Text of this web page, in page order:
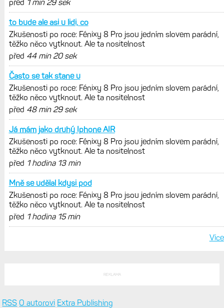
před 1 min 29 sek
to bude ale asi u lidi, co
Zkušenosti po roce: Fénixy 8 Pro jsou jedním slovem parádní,
těžko něco vytknout. Ale ta nositelnost
před 44 min 20 sek
Často se tak stane u
Zkušenosti po roce: Fénixy 8 Pro jsou jedním slovem parádní,
těžko něco vytknout. Ale ta nositelnost
před 48 min 29 sek
Já mám jako druhý Iphone AIR
Zkušenosti po roce: Fénixy 8 Pro jsou jedním slovem parádní,
těžko něco vytknout. Ale ta nositelnost
před 1 hodina 13 min
Mně se udělal kdysi pod
Zkušenosti po roce: Fénixy 8 Pro jsou jedním slovem parádní,
těžko něco vytknout. Ale ta nositelnost
před 1 hodina 15 min
Více
REKLAMA
RSS O autorovi Extra Publishing